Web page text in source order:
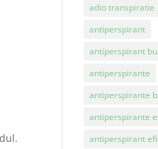
adio transpiratie
antiperspirant
antiperspirant
antiperspirante
antiperspirante
antiperspirante
antiperspirant